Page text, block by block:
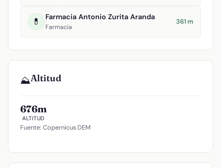
💊 Farmacia Antonio Zurita Aranda
Farmacia
361 m
⛰️Altitud
676m
ALTITUD
Fuente: Copernicus DEM